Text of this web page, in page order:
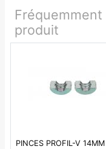
produit
PINCES PROFIL-V